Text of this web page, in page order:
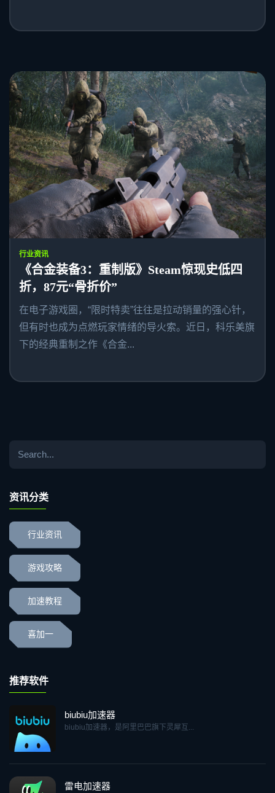
行业资讯
《合金装备3：重制版》Steam惊现史低四
折，87元“骨折价”
在电子游戏圈，“限时特卖”往往是拉动销量的强心针，
但有时也成为点燃玩家情绪的导火索。近日，科乐美旗
下的经典重制之作《合金...
资讯分类
行业资讯
游戏攻略
加速教程
喜加一
推荐软件
biubiu加速器
biubiu加速器，是阿里巴巴旗下灵犀互...
雷电加速器